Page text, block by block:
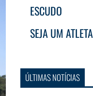
ESCUDO
SEJA UM ATLETA
ÚLTIMAS NOTÍCIAS